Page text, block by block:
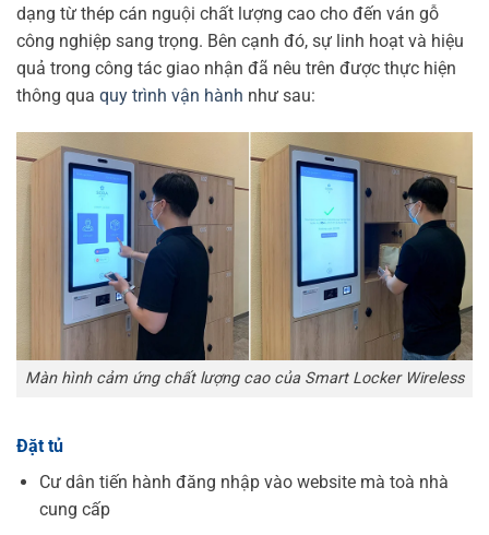
dạng từ thép cán nguội chất lượng cao cho đến ván gỗ
công nghiệp sang trọng. Bên cạnh đó, sự linh hoạt và hiệu
quả trong công tác giao nhận đã nêu trên được thực hiện
thông qua quy trình vận hành như sau:
Màn hình cảm ứng chất lượng cao của Smart Locker Wireless
Đặt tủ
Cư dân tiến hành đăng nhập vào website mà toà nhà
cung cấp